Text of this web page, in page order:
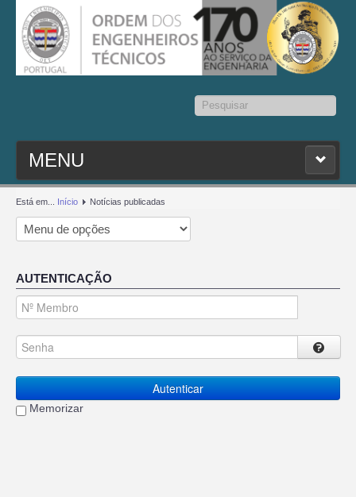
Pesquisar...
MENU
PESQ. MEMBROS
ESTATUTO
CONTACTOS
SEDAP
Está em... Início Notícias publicadas
AUTENTICAÇÃO
Autenticar
Memorizar